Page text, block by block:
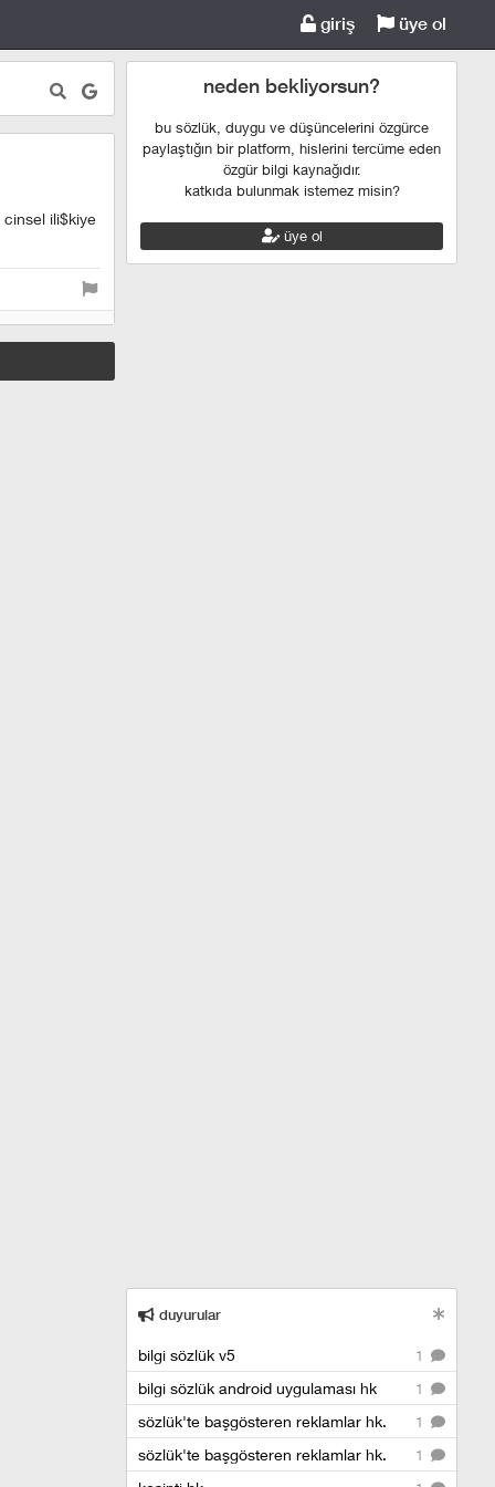
giriş üye ol
ili$kiye
neden bekliyorsun?
bu sözlük, duygu ve düşüncelerini özgürce
paylaştığın bir platform, hislerini tercüme eden
özgür bilgi kaynağıdır.
katkıda bulunmak istemez misin?
üye ol
duyurular
1
bilgi sözlük v5
1
bilgi sözlük android uygulaması hk
1
sözlük'te başgösteren reklamlar hk.
1
sözlük'te başgösteren reklamlar hk.